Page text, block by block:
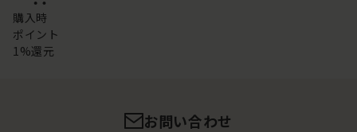
購入時
ポイント
1%還元
お問い合わせ